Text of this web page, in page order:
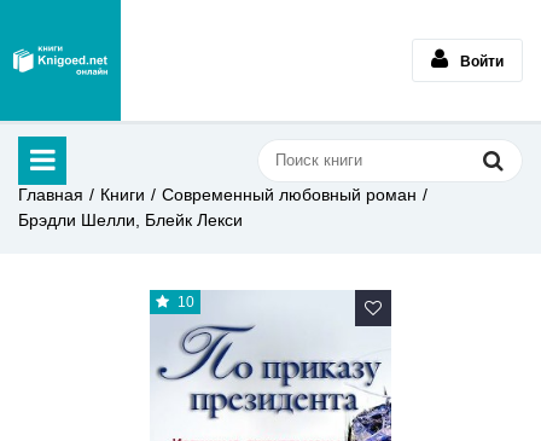
Войти
Главная Книги
Современный любовный роман
Брэдли Шелли, Блейк Лекси
10